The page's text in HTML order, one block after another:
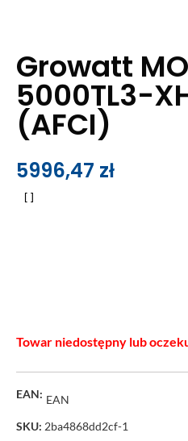
Growatt
5000TL3-
(AFCI)
5996,47 zł
Towar niedostępny lub
EAN: EAN
SKU: 2ba4868dd2cf-1